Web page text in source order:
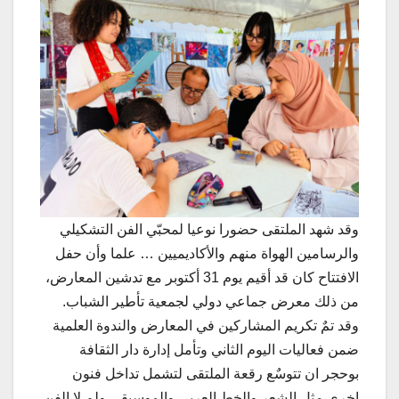
وقد شهد الملتقى حضورا نوعيا لمحبّي الفن التشكيلي
والرسامين الهواة منهم والأكاديميين … علما وأن حفل
الافتتاح كان قد أقيم يوم 31 أكتوبر مع تدشين المعارض،
من ذلك معرض جماعي دولي لجمعية تأطير الشباب.
وقد تمٌ تكريم المشاركين في المعارض والندوة العلمية
ضمن فعاليات اليوم الثاني وتأمل إدارة دار الثقافة
بوحجر ان تتوسٌع رقعة الملتقى لتشمل تداخل فنون